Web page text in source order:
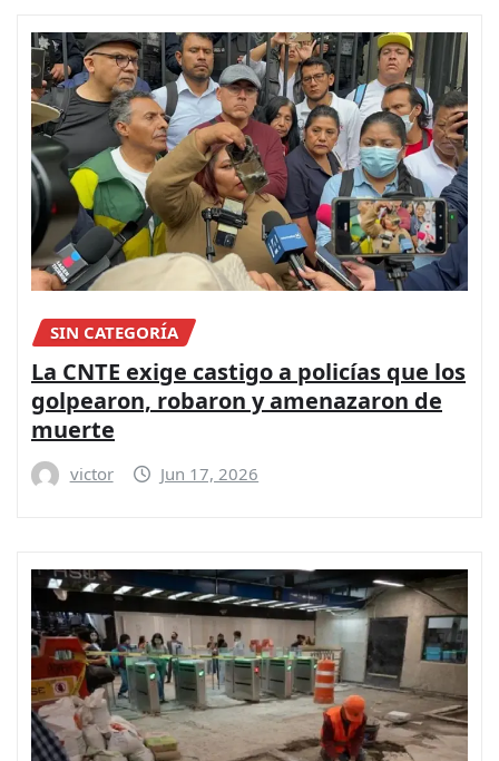
SIN CATEGORÍA
La CNTE exige castigo a policías que los
golpearon, robaron y amenazaron de
muerte
victor Jun 17, 2026